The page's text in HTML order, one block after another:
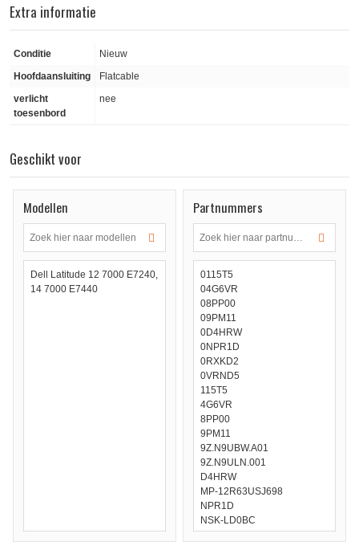
Extra informatie
Conditie
Nieuw
Hoofdaansluiting
Flatcable
verlicht
toesenbord
nee
Geschikt voor
Modellen
Dell Latitude 12 7000 E7240,
14 7000 E7440
Partnummers
0115T5
04G6VR
08PP00
09PM11
0D4HRW
0NPR1D
0RXKD2
0VRND5
115T5
4G6VR
8PP00
9PM11
9Z.N9UBW.A01
9Z.N9ULN.001
D4HRW
MP-12R63USJ698
NPR1D
NSK-LD0BC
NSK-LD0LN